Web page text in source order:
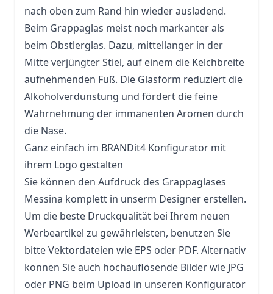
nach oben zum Rand hin wieder ausladend.
Beim Grappaglas meist noch markanter als
beim Obstlerglas. Dazu, mittellanger in der
Mitte verjüngter Stiel, auf einem die Kelchbreite
aufnehmenden Fuß. Die Glasform reduziert die
Alkoholverdunstung und fördert die feine
Wahrnehmung der immanenten Aromen durch
die Nase.
Ganz einfach im BRANDit4 Konfigurator mit
ihrem Logo gestalten
Sie können den Aufdruck des Grappaglases
Messina komplett in unserm Designer erstellen.
Um die beste Druckqualität bei Ihrem neuen
Werbeartikel zu gewährleisten, benutzen Sie
bitte Vektordateien wie EPS oder PDF. Alternativ
können Sie auch hochauflösende Bilder wie JPG
oder PNG beim Upload in unseren Konfigurator